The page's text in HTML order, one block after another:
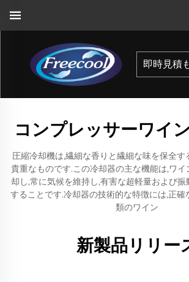
即時見積
コンプレッサーワイ
圧縮冷却機は,繊細な香りと繊細な味を保全す
貴重なものです.この冷却器の主な機能は,ワ
却し,常に気候を維持し,有害な超軽量および
することです.冷却器の技術的な特徴には,正確
類のワイン
新製品リリー